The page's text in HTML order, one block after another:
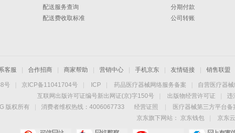
配送服务查询
配送费收取标准
分期付款
公司转账
客服 合作招商 商家帮助 营销中心 手机京东 友情链接 销售联盟
号 京ICP备11041704号 ICP 药品医疗器械网络服务备案 自营医疗器
互联网出版许可证编号新出网证(京)字150号
出版物经营许可证
违
版权所有 消费者维权热线：4006067733 经营证照 医疗器械第三方平台
京东旗下网站：
京东钱包
京东云